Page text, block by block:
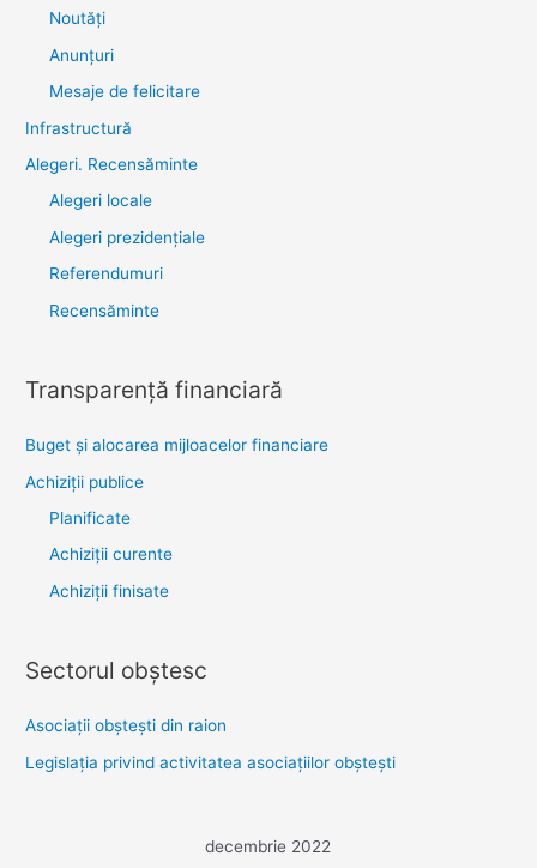
Noutăţi
Anunţuri
Mesaje de felicitare
Infrastructură
Alegeri. Recensăminte
Alegeri locale
Alegeri prezidențiale
Referendumuri
Recensăminte
Transparenţă financiară
Buget și alocarea mijloacelor financiare
Achiziţii publice
Planificate
Achiziții curente
Achiziții finisate
Sectorul obştesc
Asociaţii obşteşti din raion
Legislaţia privind activitatea asociaţiilor obşteşti
decembrie 2022